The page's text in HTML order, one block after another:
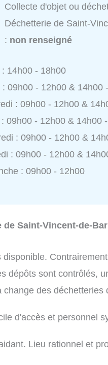
Collecte d'objet ou
Déchetterie de Saint-
: non renseigné
: 14h00 - 18h00
: 09h00 - 12h00 & 14h00
: 09h00 - 12h00 &
09h00 - 12h00 & 14h00
: 09h00 - 12h00 &
: 09h00 - 12h00 &
: 09h00 - 12h00
de Saint-Vincent-de-
dépôts sont contrôlés,
des
d'accès et personnel
Lieu rationnel et